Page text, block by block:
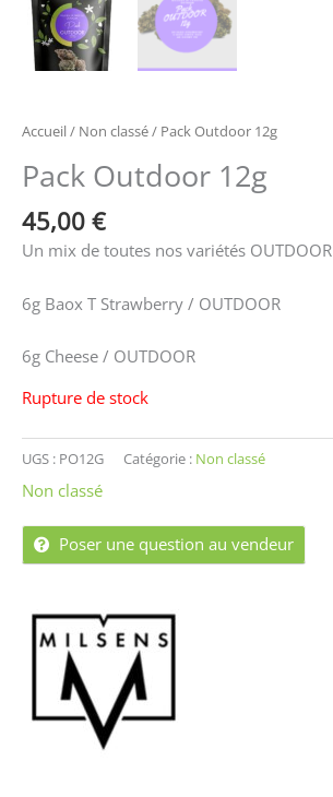
Accueil/ Non classé/ Pack Outdoor 12g
Pack Outdoor 12g
45,00 €
Un mix de toutes nos variétés OUTDOOR
6g Baox T Strawberry / OUTDOOR
6g Cheese / OUTDOOR
Rupture de stock
UGS : PO12G Catégorie : Non classé
Non classé
Poser une question au vendeur